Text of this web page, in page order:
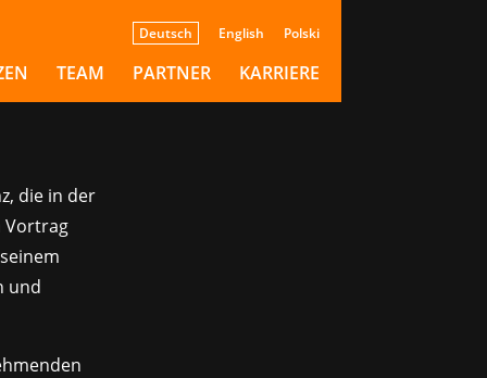
Deutsch English Polski
TEAM PARTNER KARRIERE
die in der
Vortrag
und